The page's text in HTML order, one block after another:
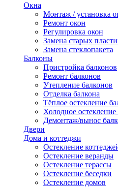
Окна
Монтаж / установка
Ремонт окон
Регулировка окон
Замена старых
Замена стеклопакета
Балконы
Пристройка балконов
Ремонт балконов
Утепление балконов
Отделка балкона
Тёплое остекление
Холодное остекление
Демонтаж/вынос
Двери
Дома и коттеджи
Остекление
Остекление веранды
Остекление терассы
Остекление беседки
Остекление домов